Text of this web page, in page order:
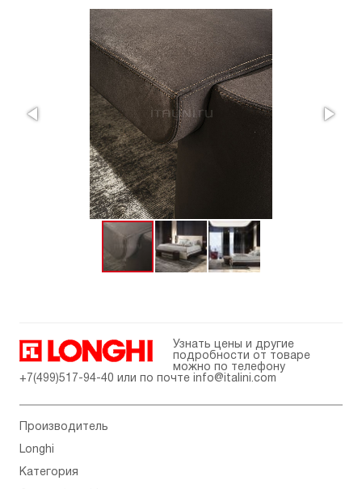
Узнать цены и другие
подробности от товаре
можно по телефону
+7(499)517-94-40 или по почте info@italini.com
Производитель
Longhi
Категория